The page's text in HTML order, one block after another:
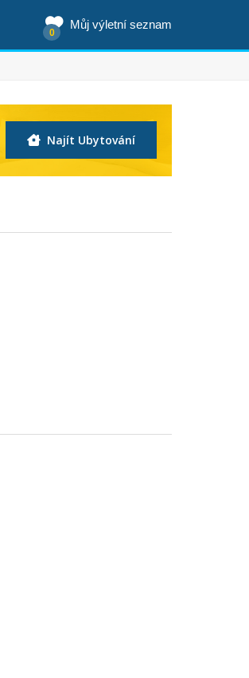
Můj výletní seznam
0
Najít Ubytování